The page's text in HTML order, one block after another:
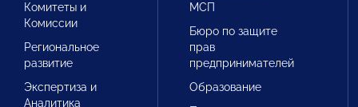
Комитеты и
Комиссии
Региональное
развитие
Экспертиза и
Аналитика
МСП
Бюро по защите
прав
предпринимателей
Образование